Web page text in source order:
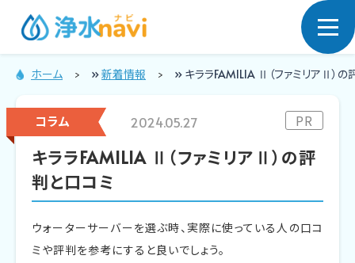
ホーム »新着情報 » キララFAMILIA Ⅱ（ファミリアⅡ）の
浄水型ウォー
ターサーバー
コラム 2024.05.27
キララFAMILIA Ⅱ（ファミリアⅡ）の評
判と口コミ
PR
ウォーターサーバーを選ぶ時、実際に使っている人の口コ
ミや評判を参考にすると良いでしょう。